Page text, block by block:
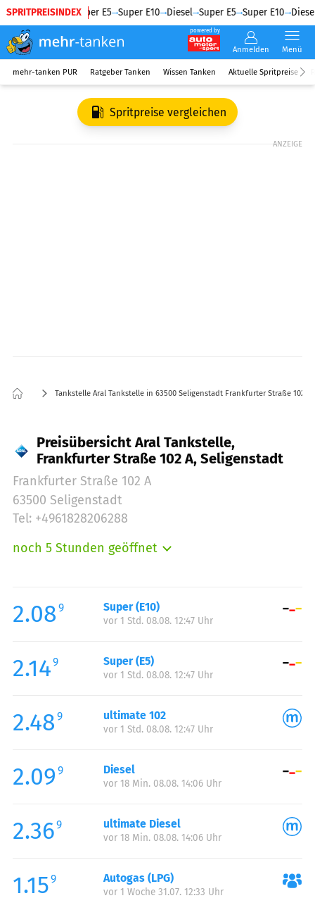
SPRITPREISINDEX
Diesel Super E5 Super E10 Diesel Super E5 Super E10 Diesel
powered by
Anmelden Menü
mehr-tanken PUR Ratgeber Tanken Wissen Tanken Aktuelle Spritpreise
Spritpreise vergleichen
ANZEIGE
Tankstelle Aral Tankstelle in 63500 Seligenstadt Frankfurter Straße 102 A
Preisübersicht Aral Tankstelle,
Frankfurter Straße 102 A, Seligenstadt
Frankfurter Straße 102 A
63500 Seligenstadt
Tel: +4961828206288
noch 5 Stunden geöffnet
Mittwoch:
05:00-22:00
Donnerstag:
Samstag:
06:00-22:00
Sonntag:
2.08 9 Super (E10)
vor 1 Std. 08.08. 12:47 Uhr
2.149 Super (E5)
vor 1 Std. 08.08. 12:47 Uhr
2.48 9 ultimate 102
vor 1 Std. 08.08. 12:47 Uhr
2.09 9 Diesel
vor 18 Min. 08.08. 14:06 Uhr
2.369 ultimate Diesel
vor 18 Min. 08.08. 14:06 Uhr
1.159 Autogas (LPG)
vor 1 Woche 31.07. 12:33 Uhr